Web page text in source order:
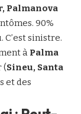
Palmanova
90%
sinistre.
à Palma
(Sineu, Santa
et des